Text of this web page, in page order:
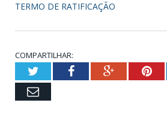
TERMO DE RATIFICAÇÃO
COMPARTILHAR:
TwitterFacebookGoogle+
Email